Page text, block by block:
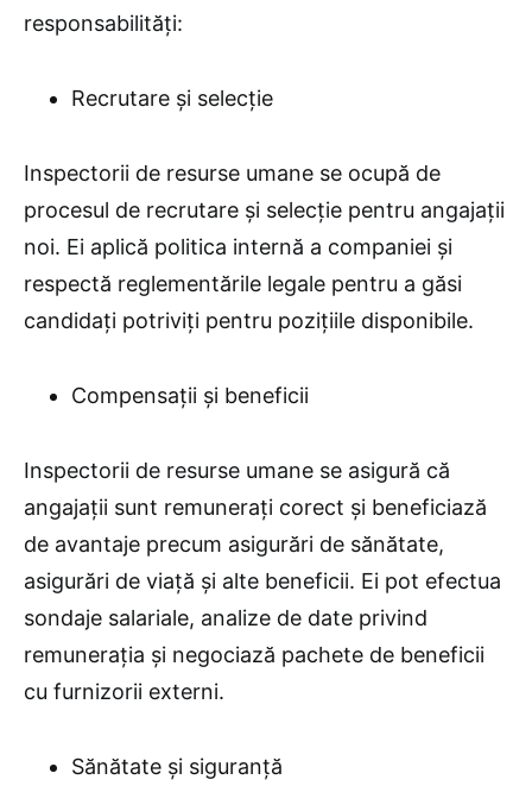
responsabilități:
Recrutare și selecție
Inspectorii de resurse umane se ocupă de
procesul de recrutare și selecție pentru angajații
noi. Ei aplică politica internă a companiei și
respectă reglementările legale pentru a găsi
candidați potriviți pentru pozițiile disponibile.
Compensații și beneficii
Inspectorii de resurse umane se asigură că
angajații sunt remunerați corect și beneficiază
de avantaje precum asigurări de sănătate,
asigurări de viață și alte beneficii. Ei pot efectua
sondaje salariale, analize de date privind
remunerația și negociază pachete de beneficii
cu furnizorii externi.
Sănătate și siguranță